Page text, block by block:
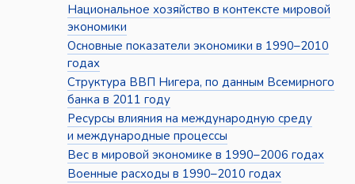
Национальное хозяйство в контексте мировой
экономики
Основные показатели экономики в 1990–2010
годах
Структура ВВП Нигера, по данным Всемирного
банка в 2011 году
Ресурсы влияния на международную среду
и международные процессы
Вес в мировой экономике в 1990–2006 годах
Военные расходы в 1990–2010 годах